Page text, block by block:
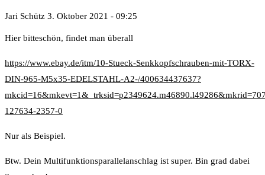
Jari Schütz 3. Oktober 2021 - 09:25
Hier bitteschön, findet man überall
https://www.ebay.de/itm/10-Stueck-Senkkopfschrauben-mit-TORX-
DIN-965-M5x35-EDELSTAHL-A2-/400634437637?
127634-2357-0
Nur als Beispiel.
Btw. Dein Multifunktionsparallelanschlag ist super. Bin grad dabei